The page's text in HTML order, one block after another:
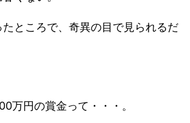
たところで、奇異の目で見られるだ
万円の賞金って・・・。